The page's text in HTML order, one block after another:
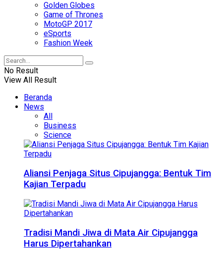
Golden Globes
Game of Thrones
MotoGP 2017
eSports
Fashion Week
No Result
View All Result
Beranda
News
All
Business
Science
Aliansi Penjaga Situs Cipujangga: Bentuk Tim
Kajian Terpadu
Tradisi Mandi Jiwa di Mata Air Cipujangga
Harus Dipertahankan